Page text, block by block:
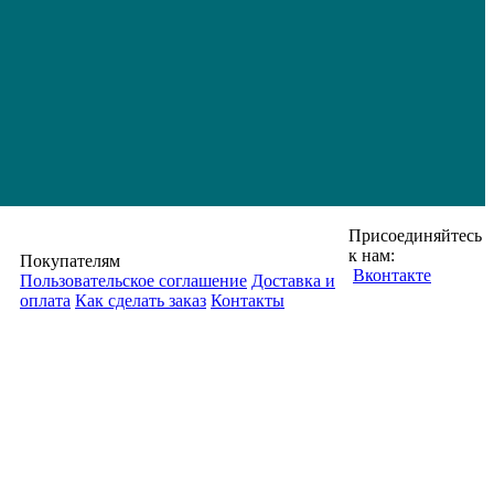
Покупателям
Пользовательское соглашение Доставка и
оплата Как сделать заказ Контакты
Присоединяйтесь
к нам:
Вконтакте